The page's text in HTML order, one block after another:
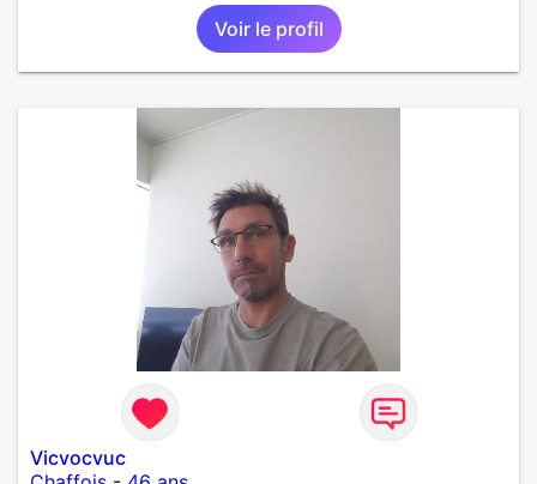
vie. Les restos, les sorties, visiter les vieux villages
avec leurs anecdotes. Sans oublier la famille. Si une
Voir le profil
Vicvocvuc